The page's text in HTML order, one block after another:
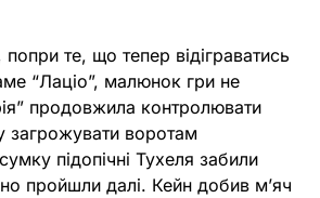
те, що тепер відіграватись
“Лаціо”, малюнок гри не
продовжила контролювати
загрожувати воротам
підопічні Тухеля забили
пройшли далі. Кейн добив м’яч